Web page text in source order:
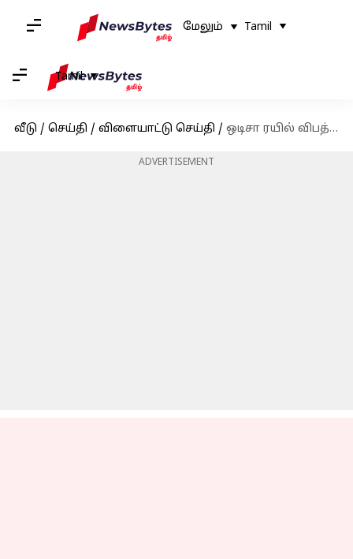
மேலும் Tamil
Tamil
வீடு / செய்தி / விளையாட்டு செய்தி / ஒடிசா ரயில் விபத்து நிவாரண நிதிக்கு ரூ.20 லட்சம் நன்கொடை வழங்கிய இந்திய கால்பந்து அணி
ADVERTISEMENT